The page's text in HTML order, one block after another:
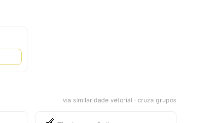
via similaridade vetorial · cruza grupos